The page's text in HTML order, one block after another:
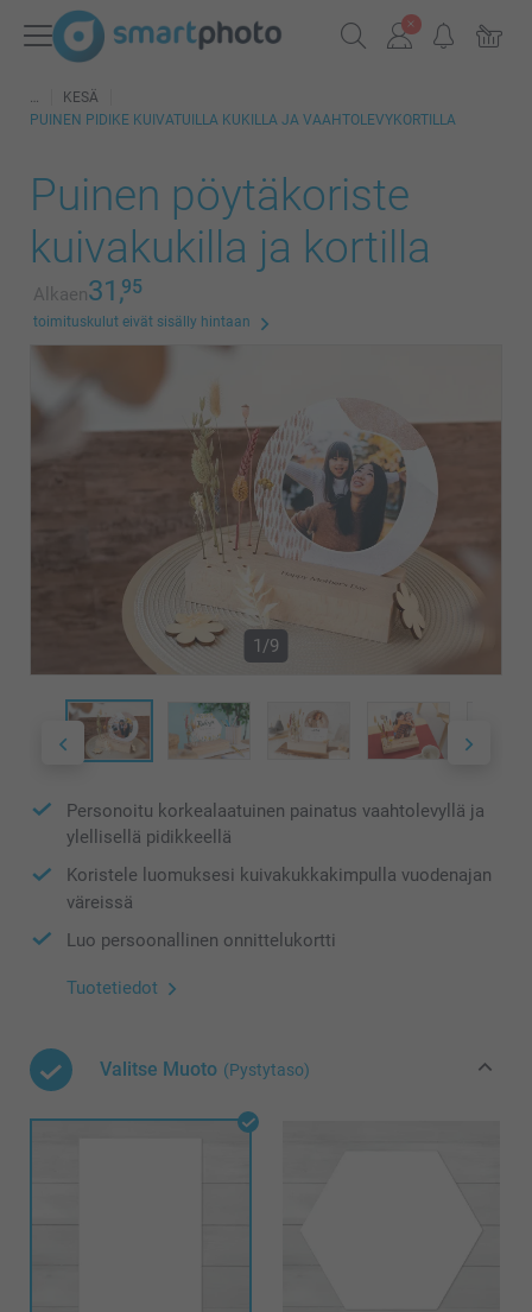
KESÄ
PUINEN PIDIKE KUIVATUILLA KUKILLA JA VAAHTOLEVYKORTILLA
Puinen pöytäkoriste
kuivakukilla ja kortilla
Alkaen31,95
toimituskulut eivät sisälly hintaan
1/9
Personoitu korkealaatuinen painatus vaahtolevyllä ja
ylellisellä pidikkeellä
Koristele luomuksesi kuivakukkakimpulla vuodenajan
väreissä
Luo persoonallinen onnittelukortti
Tuotetiedot
Valitse Muoto (Pystytaso)